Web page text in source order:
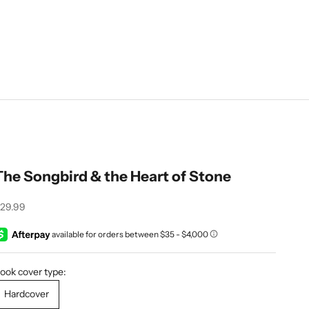
Songbird & the Heart of Stone
de oferta
cover type:
Hardcover